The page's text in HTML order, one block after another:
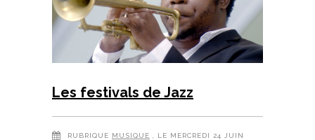
Les festivals de Jazz
RUBRIQUE MUSIQUE
, LE MERCREDI 24 JUIN